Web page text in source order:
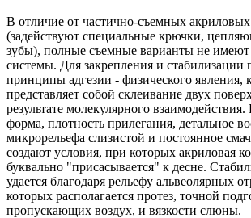
В отличие от частично-съемных акриловых
(задействуют специальные крючки,
зубы), полные съемные варианты не
системы. Для закрепления и стабилизации
принципы адгезии - физического явления,
представляет собой склеивание двух
результате молекулярного
форма, плотность прилегания, детальное
микрорельефа слизистой и постоянное
создают условия, при которых акриловая
буквально "присасывается" к десне.
удается благодаря рельефу альвеолярных
которых располагается протез, точной
пропускающих воздух, и вязкости слюны.